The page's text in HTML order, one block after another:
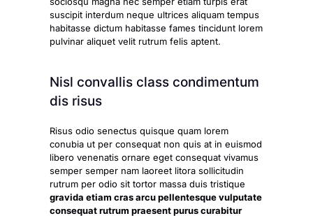
suscipit interdum neque ultrices aliquam tempus
habitasse dictum habitasse fames tincidunt lorem
pulvinar aliquet velit rutrum felis aptent.
Nisl convallis class condimentum
dis risus
Risus odio senectus quisque quam lorem
conubia ut per consequat non quis at in euismod
libero venenatis ornare eget consequat vivamus
semper semper nam laoreet litora sollicitudin
rutrum per odio sit tortor massa duis tristique
gravida etiam cras arcu pellentesque vulputate
consequat rutrum praesent purus curabitur